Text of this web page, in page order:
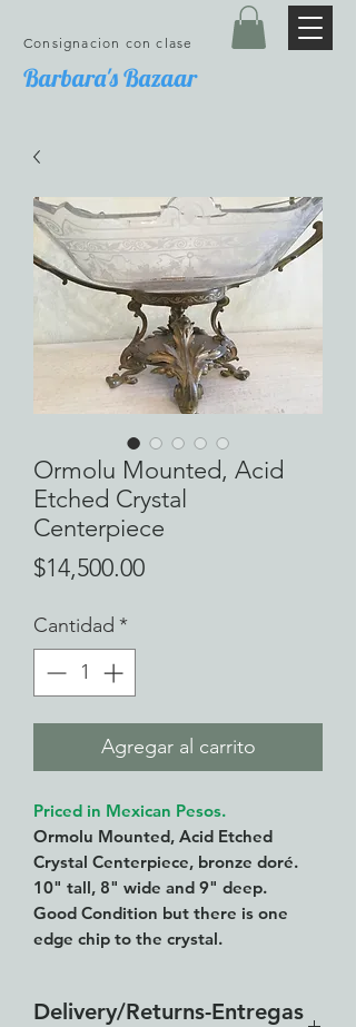
Barbara's Bazaar
Consignacion con clase
Ormolu Mounted, Acid
Etched Crystal
Centerpiece
$14,500.00Precio
Cantidad *
Agregar al carrito
Priced in Mexican Pesos.
Ormolu Mounted, Acid Etched
Crystal Centerpiece, bronze doré.
10" tall, 8" wide and 9" deep.
Good Condition but there is one
edge chip to the crystal.
Delivery/Returns-Entregas